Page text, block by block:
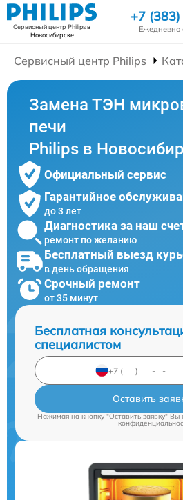
Сервисный центр Philipsв
Новосибирске
+7
Ежедневно
Сервисный центр Philips
Замена ТЭН
печи
Philips в
Официальный сервис
Гарантийное
до 3 лет
Диагностика за наш
ремонт по желанию
Бесплатный выезд
в день обращения
Срочный ремонт
от 35 минут
Бесплатная
специалистом
Оставить
Нажимая на кнопку "Оставить заявку" Вы